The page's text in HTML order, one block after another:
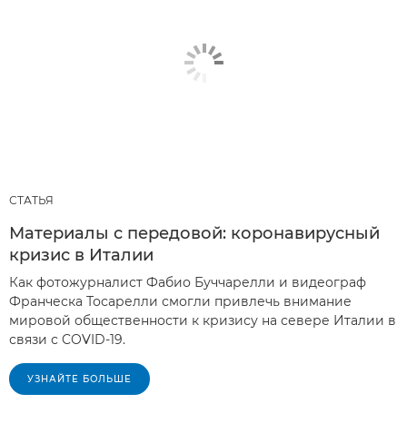
СТАТЬЯ
Материалы с передовой: коронавирусный
кризис в Италии
Как фотожурналист Фабио Буччарелли и видеограф
Франческа Тосарелли смогли привлечь внимание
мировой общественности к кризису на севере Италии в
связи с COVID-19.
УЗНАЙТЕ БОЛЬШЕ